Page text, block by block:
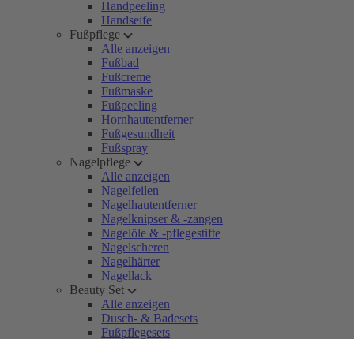
Handpeeling
Handseife
Fußpflege
Alle anzeigen
Fußbad
Fußcreme
Fußmaske
Fußpeeling
Hornhautentferner
Fußgesundheit
Fußspray
Nagelpflege
Alle anzeigen
Nagelfeilen
Nagelhautentferner
Nagelknipser & -zangen
Nagelöle & -pflegestifte
Nagelscheren
Nagelhärter
Nagellack
Beauty Set
Alle anzeigen
Dusch- & Badesets
Fußpflegesets